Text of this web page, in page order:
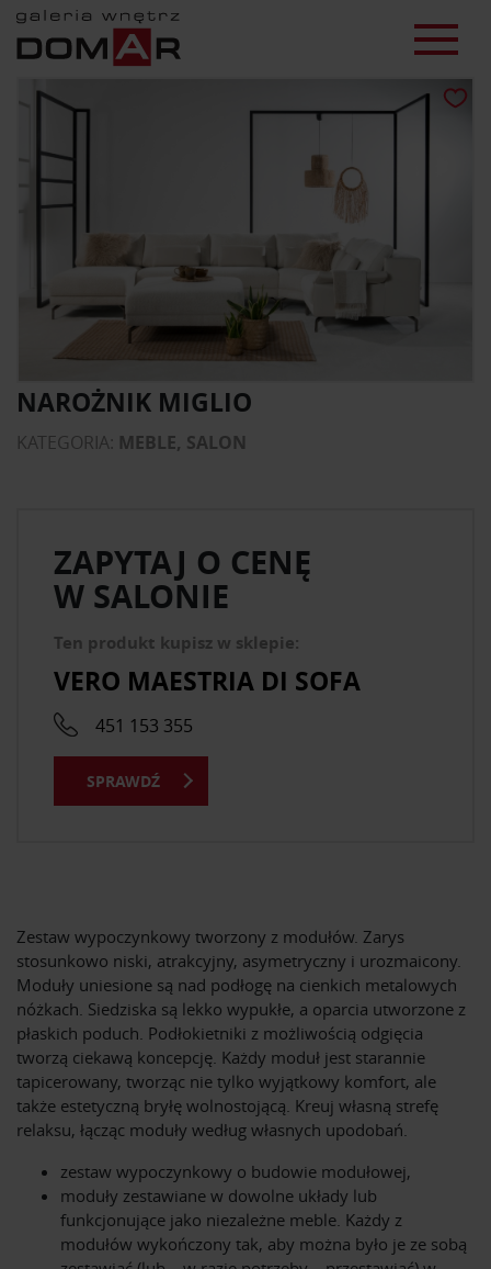
NAROŻNIK MIGLIO
KATEGORIA: MEBLE, SALON
Zestaw wypoczynkowy tworzony z modułów. Zarys
stosunkowo niski, atrakcyjny, asymetryczny i urozmaicony.
Moduły uniesione są nad podłogę na cienkich metalowych
nóżkach. Siedziska są lekko wypukłe, a oparcia utworzone z
płaskich poduch. Podłokietniki z możliwością odgięcia
tworzą ciekawą koncepcję. Każdy moduł jest starannie
tapicerowany, tworząc nie tylko wyjątkowy komfort, ale
także estetyczną bryłę wolnostojącą. Kreuj własną strefę
relaksu, łącząc moduły według własnych upodobań.
zestaw wypoczynkowy o budowie modułowej,
moduły zestawiane w dowolne układy lub
funkcjonujące jako niezależne meble. Każdy z
modułów wykończony tak, aby można było je ze sobą
ZAPYTAJ O CENĘ
W SALONIE
Ten produkt kupisz w sklepie:
VERO MAESTRIA DI SOFA
451 153 355
SPRAWDŹ